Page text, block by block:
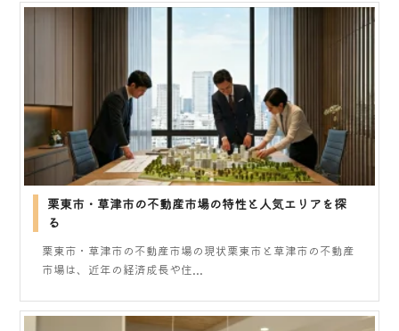
栗東市・草津市の不動産市場の特性と人気エリアを探
る
栗東市・草津市の不動産市場の現状栗東市と草津市の不動産
市場は、近年の経済成長や住...